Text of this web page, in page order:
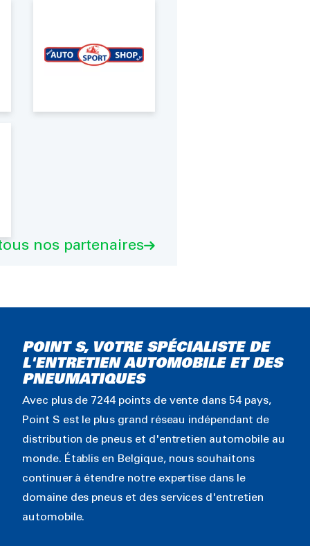
nos partenaires
POINT S, VOTRE SPÉCIALISTE DE
L'ENTRETIEN AUTOMOBILE ET DES
PNEUMATIQUES
Avec plus de 7244 points de vente dans 54 pays,
Point S est le plus grand réseau indépendant de
distribution de pneus et d'entretien automobile au
monde. Établis en Belgique, nous souhaitons
continuer à étendre notre expertise dans le
domaine des pneus et des services d'entretien
automobile.